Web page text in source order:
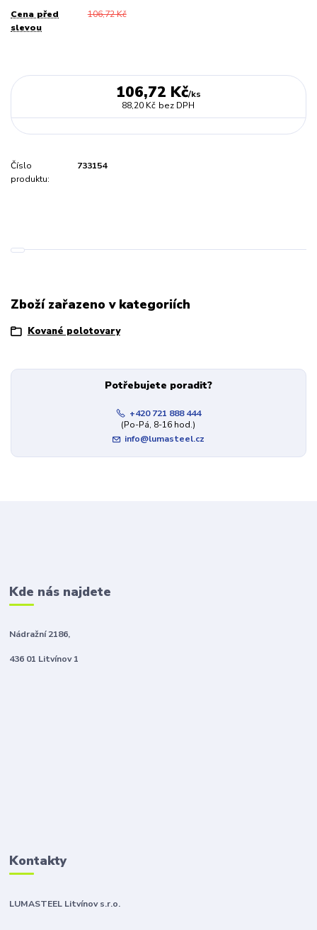
Cena před
slevou
106,72 Kč
106,72 Kč/ks
88,20 Kč bez DPH
Číslo
produktu:
733154
Zboží zařazeno v kategoriích
Kované polotovary
Potřebujete poradit?
+420 721 888 444
(Po-Pá, 8-16 hod.)
info@lumasteel.cz
Kde nás najdete
Nádražní 2186,
436 01 Litvínov 1
Kontakty
LUMASTEEL Litvínov s.r.o.